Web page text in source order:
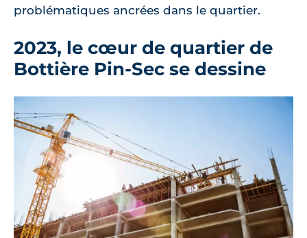
problématiques ancrées dans le quartier.
2023, le cœur de quartier de
Bottière Pin-Sec se dessine